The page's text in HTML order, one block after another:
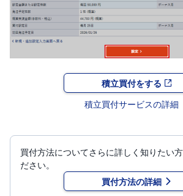
積立買付をする
積立買付サービスの詳細
買付方法についてさらに詳しく知りたい
ださい。
買付方法の詳細